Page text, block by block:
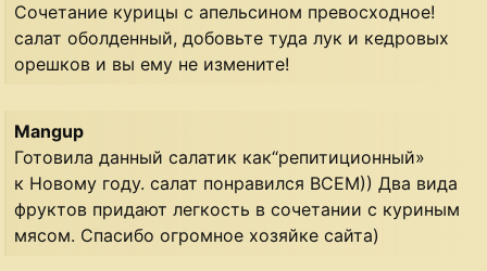
Сочетание курицы с апельсином превосходное!
салат оболденный, добовьте туда лук и кедровых
орешков и вы ему не измените!
Mangup
Готовила данный салатик как“репитиционный»
к Новому году. салат понравился ВСЕМ)) Два вида
фруктов придают легкость в сочетании с куриным
мясом. Спасибо огромное хозяйке сайта)